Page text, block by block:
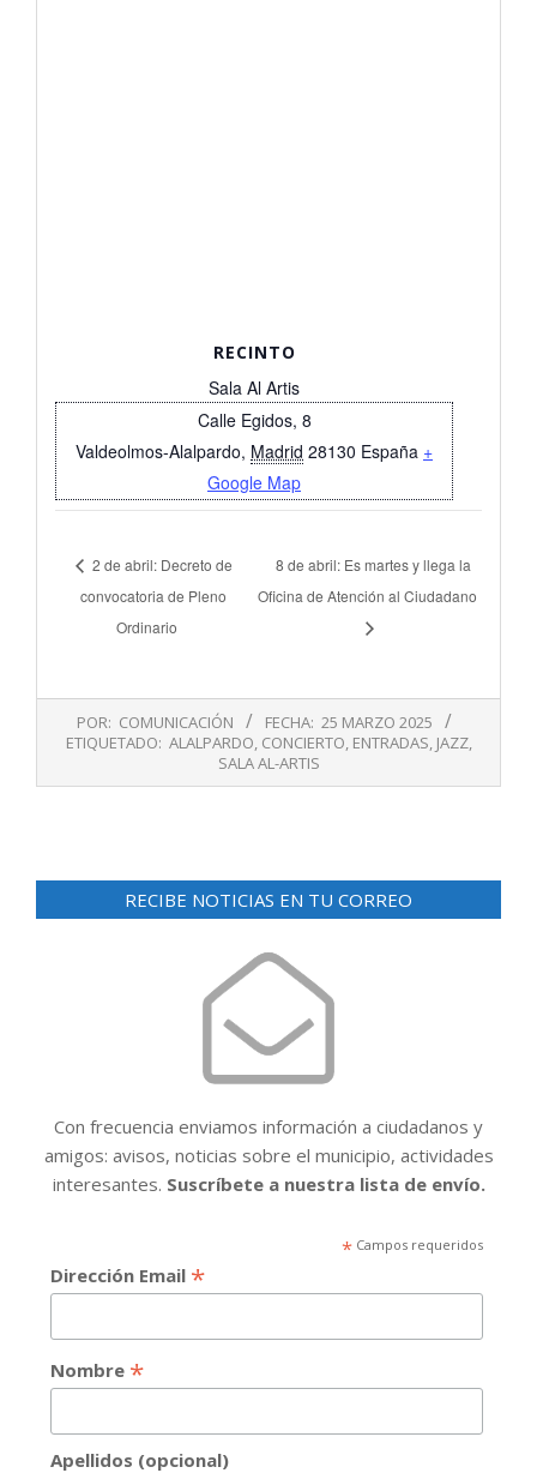
RECINTO
Sala Al Artis
Calle Egidos, 8
Valdeolmos-Alalpardo, Madrid 28130 España +
Google Map
2 de abril: Decreto de
convocatoria de Pleno
Ordinario
8 de abril: Es martes y llega la
Oficina de Atención al Ciudadano
POR: COMUNICACIÓN FECHA: 25 MARZO 2025
ETIQUETADO: ALALPARDO, CONCIERTO, ENTRADAS, JAZZ,
SALA AL-ARTIS
RECIBE NOTICIAS EN TU CORREO
Con frecuencia enviamos información a ciudadanos y
amigos: avisos, noticias sobre el municipio, actividades
interesantes. Suscríbete a nuestra lista de envío.
*Campos requeridos
Dirección Email *
Nombre *
Apellidos (opcional)